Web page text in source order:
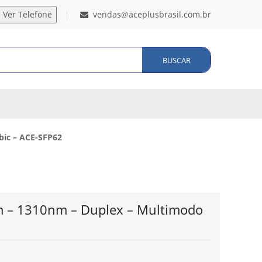
vendas@aceplusbrasil.com.br
BUSCAR
– ACE-SFP62
– 1310nm – Duplex – Multimodo